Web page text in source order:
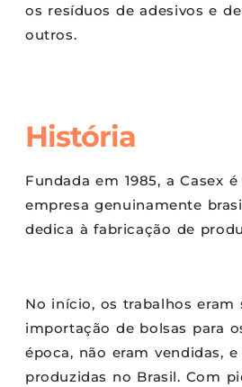
os resíduos de adesivos e
outros.
História
Fundada em 1985, a Casex
empresa genuinamente
dedica à fabricação de
No início, os trabalhos eram
importação de bolsas para
época, não eram vendidas,
produzidas no Brasil. Com